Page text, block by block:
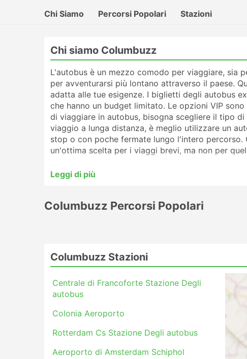
Chi Siamo
Percorsi Popolari Stazioni
Chi siamo Columbuzz
L'autobus è un mezzo comodo per viaggiare, sia
per avventurarsi più lontano attraverso il paese.
adatta alle tue esigenze. I biglietti degli autobus
che hanno un budget limitato. Le opzioni VIP
di viaggiare in autobus, bisogna scegliere il tipo
viaggio a lunga distanza, è meglio utilizzare un
stop o con poche fermate lungo l'intero
un'ottima scelta per i viaggi brevi, ma non per
o di cuccette. Prenota online il tuo biglietto
Columbuzz Stazioni più Frequentate
Colonia Aeroporto
Aeroporto di Amsterdam Schiphol
Aeroporto di Francoforte Hahn
Brussel Train North
Mannheim Central Stazione Degli autobus
Dusseldorf Stazione Degli autobus
Amsterdam P R Sloterdijk
Leggi di più
Columbuzz Percorsi Popolari
Columbuzz Stazioni
Centrale di Francoforte Stazione Degli
autobus
Colonia Aeroporto
Rotterdam Cs Stazione Degli autobus
Aeroporto di Amsterdam Schiphol